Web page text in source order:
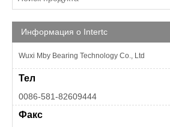
Информация о Intertc
Wuxi Mby Bearing Technology Co., Ltd
Тел
0086-581-82609444
Факс